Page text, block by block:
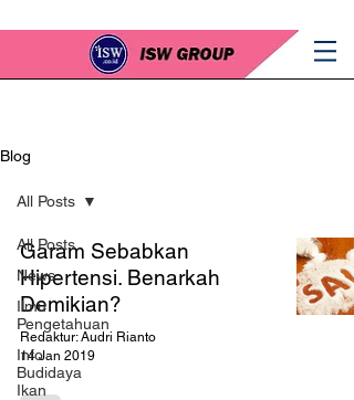
Blog
All Posts
News
Ilmu
Pengetahuan
Info
Budidaya
Ikan
All Posts
Garam Sebabkan
Hipertensi. Benarkah
Demikian?
Redaktur: Audri Rianto
14 Jan 2019